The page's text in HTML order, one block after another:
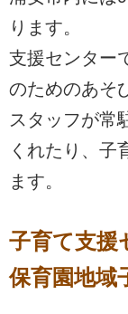
ります。
支援センター
のためのあそ
スタッフが常
くれたり、子
ます。
子育て支援
保育園地域